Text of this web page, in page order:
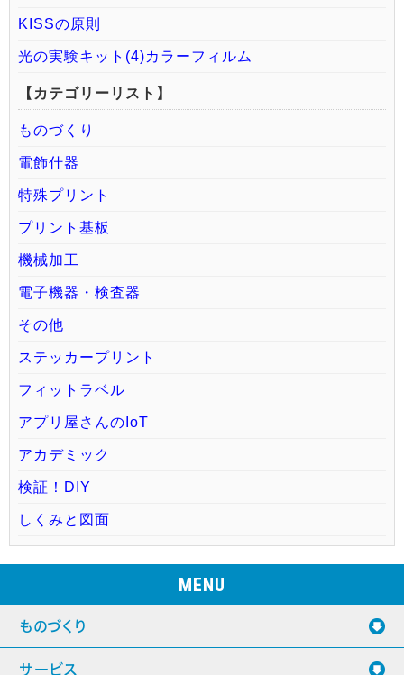
KISSの原則
光の実験キット(4)カラーフィルム
【カテゴリーリスト】
ものづくり
電飾什器
特殊プリント
プリント基板
機械加工
電子機器・検査器
その他
ステッカープリント
フィットラベル
アプリ屋さんのIoT
アカデミック
検証！DIY
しくみと図面
MENU
ものづくり
サービス